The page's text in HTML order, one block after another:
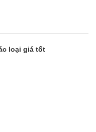
loại giá tốt